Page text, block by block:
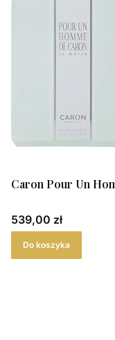
Caron Pour Un
Cena
539,00 zł
Do koszyka